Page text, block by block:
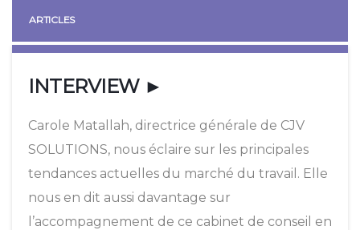
ARTICLES
INTERVIEW ►
Carole Matallah, directrice générale de CJV
SOLUTIONS, nous éclaire sur les principales
tendances actuelles du marché du travail. Elle
nous en dit aussi davantage sur
l’accompagnement de ce cabinet de conseil en